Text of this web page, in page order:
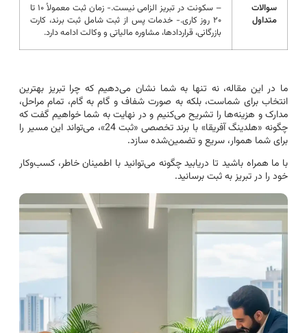
سوالات
متداول
– سکونت در تبریز الزامی نیست.- زمان ثبت معمولاً ۱۰ تا
۲۰ روز کاری.- خدمات پس از ثبت شامل ثبت برند، کارت
بازرگانی، قراردادها، مشاوره مالیاتی و وکالت ادامه دارد.
ما در این مقاله، نه تنها به شما نشان می‌دهیم که چرا تبریز بهترین
انتخاب برای شماست، بلکه به صورت شفاف و گام به گام، تمام مراحل،
مدارک و هزینه‌ها را تشریح می‌کنیم و در نهایت به شما خواهیم گفت که
چگونه «هلدینگ آفریقا» با برند تخصصی «ثبت 24»، می‌تواند این مسیر را
برای شما هموار، سریع و تضمین‌شده سازد.
با ما همراه باشید تا دریابید چگونه می‌توانید با اطمینان خاطر، کسب‌وکار
خود را در تبریز به ثبت برسانید.